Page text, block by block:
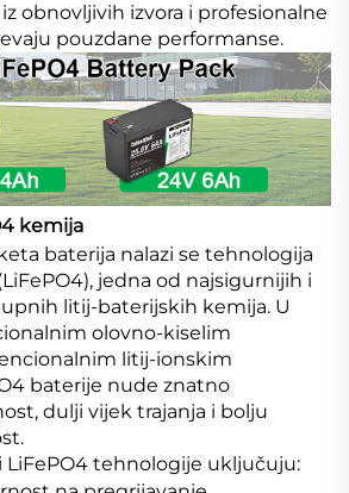
obnovljivih izvora i profesionalne
pouzdane performanse.
kemija
baterija nalazi se tehnologija
jedna od najsigurnijih i
litij-baterijskih kemija. U
olovno-kiselim
litij-ionskim
baterije nude znatno
dulji vijek trajanja i bolju
tehnologije uključuju: